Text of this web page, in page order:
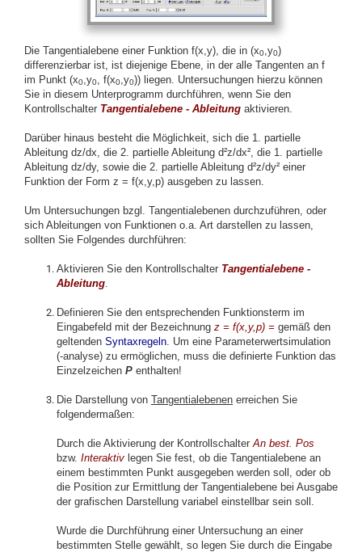
Die Tangentialebene einer Funktion f(x,y), die in (x0 ,y0)
differenzierbar ist, ist diejenige Ebene, in der alle Tangenten an f
im Punkt (x0 ,y0 , f(x0 ,y0)) liegen. Untersuchungen hierzu können
Sie in diesem Unterprogramm durchführen, wenn Sie den
Kontrollschalter Tangentialebene - Ableitung aktivieren.
Darüber hinaus besteht die Möglichkeit, sich die 1. partielle
Ableitung dz/dx, die 2. partielle Ableitung d²z/dx², die 1. partielle
Ableitung dz/dy, sowie die 2. partielle Ableitung d²z/dy² einer
Funktion der Form z = f(x,y,p) ausgeben zu lassen.
Um Untersuchungen bzgl. Tangentialebenen durchzuführen, oder
sich Ableitungen von Funktionen o.a. Art darstellen zu lassen,
sollten Sie Folgendes durchführen:
Aktivieren Sie den Kontrollschalter Tangentialebene -
Ableitung
Definieren Sie den entsprechenden Funktionsterm im
Eingabefeld mit der Bezeichnung z = f(x,y,p) = gemäß den
geltenden Syntaxregeln . Um eine Parameterwertsimulation
(-analyse) zu ermöglichen, muss die definierte Funktion das
Einzelzeichen P enthalten!
Die Darstellung von Tangentialebenen erreichen Sie
folgendermaßen:
Durch die Aktivierung der Kontrollschalter An best. Pos
bzw. Interaktiv legen Sie fest, ob die Tangentialebene an
einem bestimmten Punkt ausgegeben werden soll, oder ob
die Position zur Ermittlung der Tangentialebene bei Ausgabe
der grafischen Darstellung variabel einstellbar sein soll.
Wurde die Durchführung einer Untersuchung an einer
bestimmten Stelle gewählt, so legen Sie durch die Eingabe